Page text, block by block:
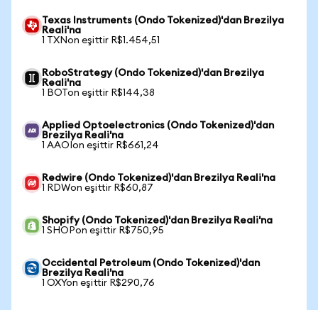
Texas Instruments (Ondo Tokenized)'dan Brezilya
Reali'na
1 TXNon eşittir R$1.454,51
RoboStrategy (Ondo Tokenized)'dan Brezilya
Reali'na
1 BOTon eşittir R$144,38
Applied Optoelectronics (Ondo Tokenized)'dan
Brezilya Reali'na
1 AAOIon eşittir R$661,24
Redwire (Ondo Tokenized)'dan Brezilya Reali'na
1 RDWon eşittir R$60,87
Shopify (Ondo Tokenized)'dan Brezilya Reali'na
1 SHOPon eşittir R$750,95
Occidental Petroleum (Ondo Tokenized)'dan
Brezilya Reali'na
1 OXYon eşittir R$290,76